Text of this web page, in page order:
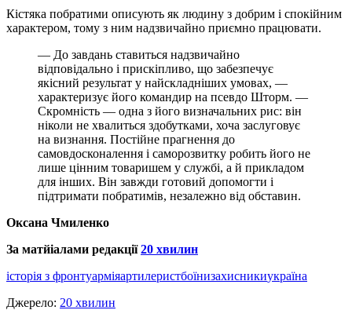
Кістяка побратими описують як людину з добрим і спокійним
характером, тому з ним надзвичайно приємно працювати.
— До завдань ставиться надзвичайно
відповідально і прискіпливо, що забезпечує
якісний результат у найскладніших умовах, —
характеризує його командир на псевдо Шторм. —
Скромність — одна з його визначальних рис: він
ніколи не хвалиться здобутками, хоча заслуговує
на визнання. Постійне прагнення до
самовдосконалення і саморозвитку робить його не
лише цінним товаришем у службі, а й прикладом
для інших. Він завжди готовий допомогти і
підтримати побратимів, незалежно від обставин.
Оксана Чмиленко
За матйіалами редакції20 хвилин
історія з фронтуарміяартилеристбоїнизахисникиукраїна
Джерело: 20 хвилин